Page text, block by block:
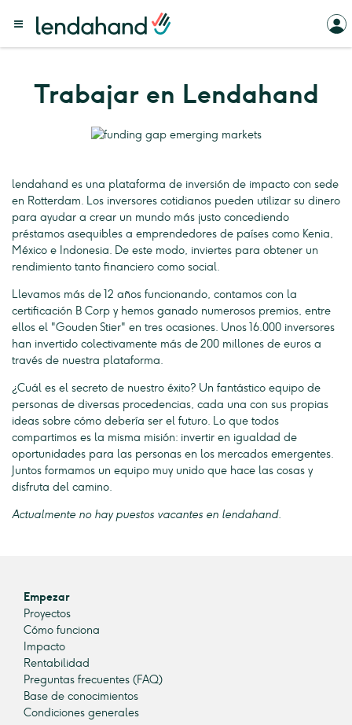
Trabajar en Lendahand
lendahand es una plataforma de inversión de impacto con sede
en Rotterdam. Los inversores cotidianos pueden utilizar su dinero
para ayudar a crear un mundo más justo concediendo
préstamos asequibles a emprendedores de países como Kenia,
México e Indonesia. De este modo, inviertes para obtener un
rendimiento tanto financiero como social.
Llevamos más de 12 años funcionando, contamos con la
certificación B Corp y hemos ganado numerosos premios, entre
ellos el "Gouden Stier" en tres ocasiones. Unos 16.000 inversores
han invertido colectivamente más de 200 millones de euros a
través de nuestra plataforma.
¿Cuál es el secreto de nuestro éxito? Un fantástico equipo de
personas de diversas procedencias, cada una con sus propias
ideas sobre cómo debería ser el futuro. Lo que todos
compartimos es la misma misión: invertir en igualdad de
oportunidades para las personas en los mercados emergentes.
Juntos formamos un equipo muy unido que hace las cosas y
disfruta del camino.
Actualmente no hay puestos vacantes en lendahand.
Empezar
Proyectos
Cómo funciona
Impacto
Rentabilidad
Preguntas frecuentes (FAQ)
Base de conocimientos
Condiciones generales